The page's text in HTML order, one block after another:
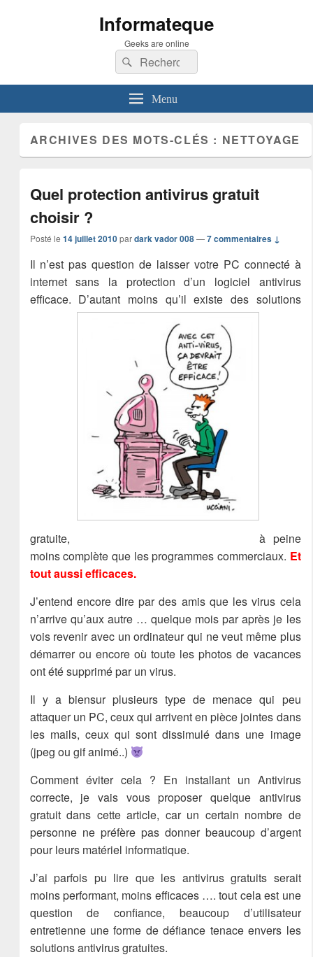
Informateque
Geeks are online
Recherche :
Rechercher
Menu
ARCHIVES DES MOTS-CLÉS : NETTOYAGE
Quel protection antivirus gratuit
choisir ?
Posté le 14 juillet 2010 pardark vador 008 —7 commentaires ↓
Il n’est pas question de laisser votre PC connecté à
internet sans la protection d’un logiciel antivirus
efficace. D’autant moins qu’il existe des solutions
gratuite,
à peine
moins complète que les programmes commerciaux. Et
tout aussi efficaces.
J’entend encore dire par des amis que les virus cela
n’arrive qu’aux autre … quelque mois par après je les
vois revenir avec un ordinateur qui ne veut même plus
démarrer ou encore où toute les photos de vacances
ont été supprimé par un virus.
Il y a biensur plusieurs type de menace qui peu
attaquer un PC, ceux qui arrivent en pièce jointes dans
les mails, ceux qui sont dissimulé dans une image
(jpeg ou gif animé..)
Comment éviter cela ? En installant un Antivirus
correcte, je vais vous proposer quelque antivirus
gratuit dans cette article, car un certain nombre de
personne ne préfère pas donner beaucoup d’argent
pour leurs matériel informatique.
J’ai parfois pu lire que les antivirus gratuits serait
moins performant, moins efficaces …. tout cela est une
question de confiance, beaucoup d’utilisateur
entretienne une forme de défiance tenace envers les
solutions antivirus gratuites.